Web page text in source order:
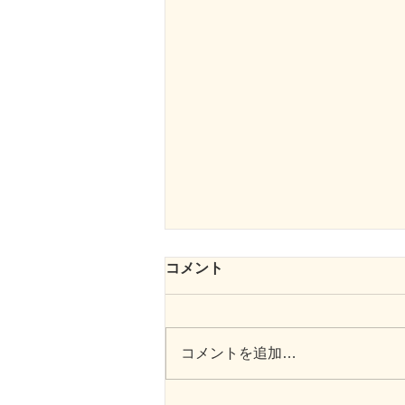
向日葵のプロムナード
コメント
コメントを追加…